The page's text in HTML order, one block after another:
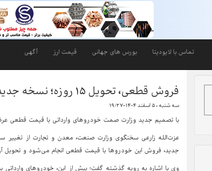
آگهی قیمت ارز بورس های جهانی تماس با لایودیتا
فروش قطعی، تحویل ۱۵ روزه؛ نسخه جدید برای عرضه خودروهای وارداتی‌
سه شنبه ، ۵ اسفند ۱۴۰۴-۱۹:۲۷
با تصمیم جدید وزارت صمت خودروهای وارداتی با قیمت قطعی عرضه و حداکثر
عزت‌الله زارعی سخنگوی وزارت صنعت، معدن و تجارت از تغییر
جدید، فروش این خودروها با قیمت قطعی انجام می‌شود و تحویل آن از زمان
وی با اشاره به رویه گذشته گفت: پیش از این، خودروهای